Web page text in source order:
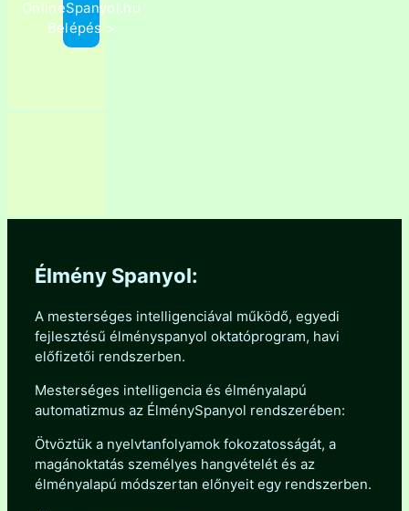
OnlineSpanyol.hu
Belépés >
Élmény Spanyol:
A mesterséges intelligenciával működő, egyedi
fejlesztésű élményspanyol oktatóprogram, havi
előfizetői rendszerben.
Mesterséges intelligencia és élményalapú
automatizmus az ÉlménySpanyol rendszerében:
Ötvöztük a nyelvtanfolyamok fokozatosságát, a
magánoktatás személyes hangvételét és az
élményalapú módszertan előnyeit egy rendszerben.